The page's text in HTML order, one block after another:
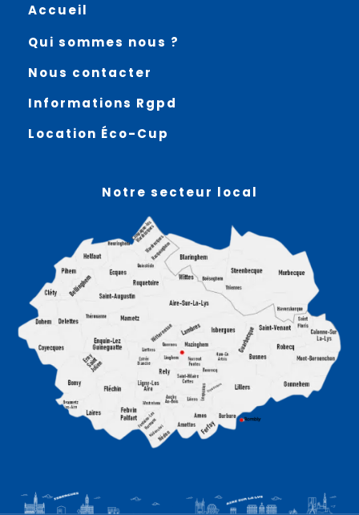
Accueil
Qui sommes nous ?
Nous contacter
Informations Rgpd
Location Éco-Cup
Notre secteur local